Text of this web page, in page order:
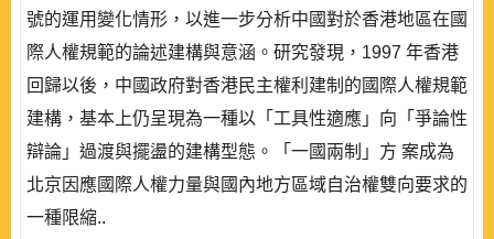
號的運用變化情形，以進一步分析中國對於香港地區在國
際人權規範的論述建構與意涵。研究發現，1997 年香港
回歸以後，中國政府對香港民主權利建制的國際人權規範
建構，基本上仍呈現為一種以「工具性適應」向「爭論性
辯論」過渡與擺盪的建構型態。「一國兩制」方 案成為
北京因應國際人權力量與國內地方區域自治權雙向要求的
一種限縮..